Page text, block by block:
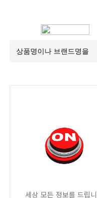
세상 모든 정보를 드립